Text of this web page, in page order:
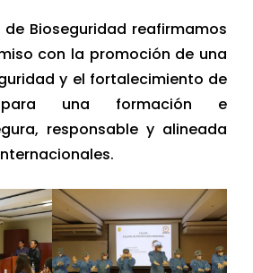
Bioseguridad reafirmamos
con la promoción de una
y el fortalecimiento de
para una formación e
responsable y alineada